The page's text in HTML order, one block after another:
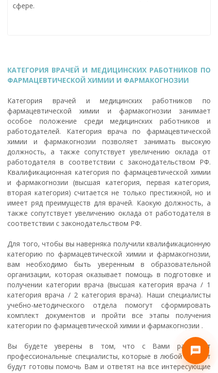
сфере.
КАТЕГОРИЯ ВРАЧЕЙ И МЕДИЦИНСКИХ РАБОТНИКОВ ПО
ФАРМАЦЕВТИЧЕСКОЙ ХИМИИ И ФАРМАКОГНОЗИИ
Категория врачей и медицинских работников по
фармацевтической химии и фармакогнозии занимает
особое положение среди медицинских работников и
работодателей. Категория врача по фармацевтической
химии и фармакогнозии позволяет занимать высокую
должность, а также сопутствует увеличению оклада от
работодателя в соответствии с законодательством РФ.
Квалификационная категория по фармацевтической химии
и фармакогнозии (высшая категория, первая категория,
вторая категория) считается не только престижной, но и
имеет ряд преимуществ для врачей. Каокую должность, а
также сопутствует увеличению оклада от работодателя в
соответствии с законодательством РФ.
Для того, чтобы вы наверняка получили квалификационную
категорию по фармацевтической химии и фармакогнозии,
вам необходимо быть уверенным в образовательной
организации, которая оказывает помощь в подготовке и
получении категории врача (высшая категория врача / 1
категория врача / 2 категория врача). Наши специалисты
учебно-методического отдела помогут сформировать
комплект документов и пройти все этапы получения
категории по фармацевтической химии и фармакогнозии .
Вы будете уверены в том, что с Вами работают
профессиональные специалисты, которые в любой момент
будут готовы помочь Вам и ответят на все интересующие